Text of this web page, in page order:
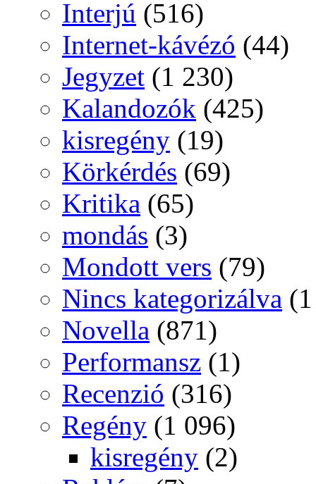
Interjú (516)
Internet-kávézó (44)
Jegyzet (1 230)
Kalandozók (425)
kisregény (19)
Körkérdés (69)
Kritika (65)
mondás (3)
Mondott vers (79)
Nincs kategorizálva
Novella (871)
Performansz (1)
Recenzió (316)
Regény (1 096)
kisregény (2)